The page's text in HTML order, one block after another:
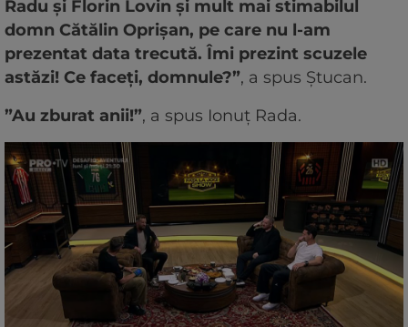
Radu și Florin Lovin și mult mai stimabilul
domn Cătălin Oprișan, pe care nu l-am
prezentat data trecută. Îmi prezint scuzele
astăzi! Ce faceți, domnule?”, a spus Ștucan.
”Au zburat anii!”, a spus Ionuț Rada.